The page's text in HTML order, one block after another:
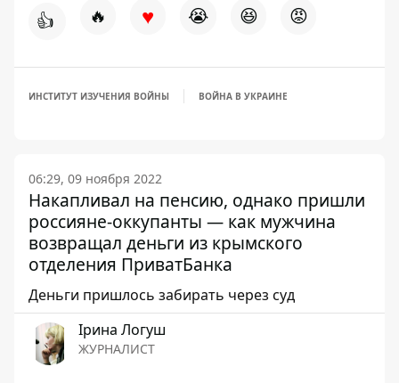
👍 🔥 ♥ 😭 😆 😡
ИНСТИТУТ ИЗУЧЕНИЯ ВОЙНЫ ВОЙНА В УКРАИНЕ
06:29, 09 ноября 2022
Накапливал на пенсию, однако пришли
россияне-оккупанты — как мужчина
возвращал деньги из крымского
отделения ПриватБанка
Деньги пришлось забирать через суд
Ірина Логуш
ЖУРНАЛИСТ